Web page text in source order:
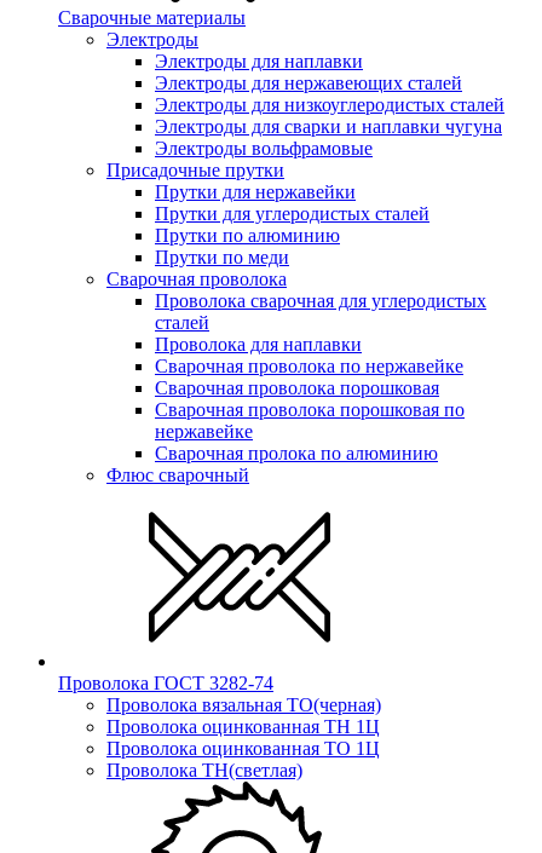
Сварочные материалы
Электроды
Электроды для наплавки
Электроды для нержавеющих сталей
Электроды для низкоуглеродистых сталей
Электроды для сварки и наплавки чугуна
Электроды вольфрамовые
Присадочные прутки
Прутки для нержавейки
Прутки для углеродистых сталей
Прутки по алюминию
Прутки по меди
Сварочная проволока
Проволока сварочная для углеродистых
сталей
Проволока для наплавки
Сварочная проволока по нержавейке
Сварочная проволока порошковая
Сварочная проволока порошковая по
нержавейке
Сварочная пролока по алюминию
Флюс сварочный
Проволока ГОСТ 3282-74
Проволока вязальная ТО(черная)
Проволока оцинкованная ТН 1Ц
Проволока оцинкованная ТО 1Ц
Проволока ТН(светлая)